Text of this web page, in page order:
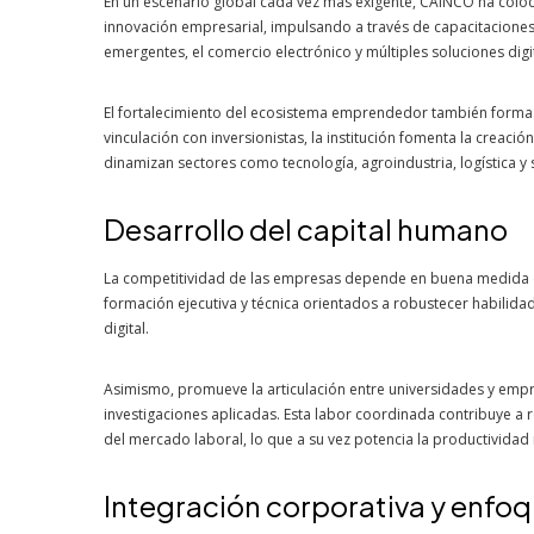
innovación empresarial, impulsando a través de
emergentes, el comercio electrónico y múltiples soluciones
El fortalecimiento del ecosistema emprendedor también
vinculación con inversionistas, la institución fomenta la
dinamizan sectores como tecnología, agroindustria, logística y
Desarrollo del capital humano
La competitividad de las empresas depende en buena
formación ejecutiva y técnica orientados a robustecer
digital.
Asimismo, promueve la articulación entre universidades y
investigaciones aplicadas. Esta labor coordinada contribuye
del mercado laboral, lo que a su vez potencia la productividad
Integración corporativa y